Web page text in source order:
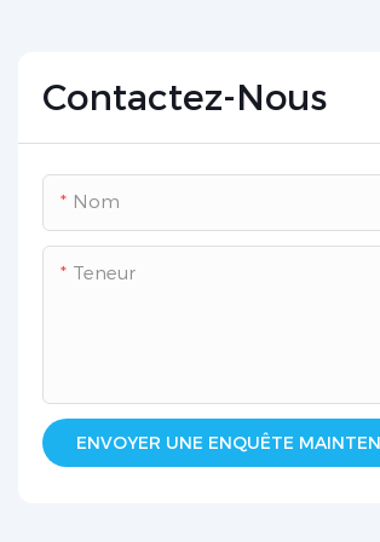
Contactez-Nous
Nom
Teneur
ENVOYER UNE ENQUÊTE